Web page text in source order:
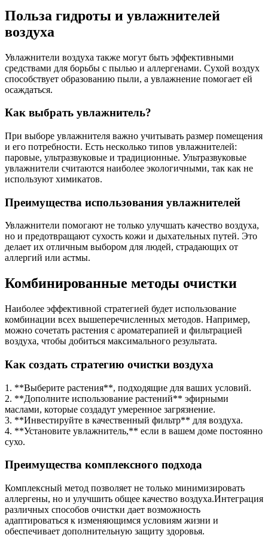
Польза гидроты и увлажнителей
воздуха
Увлажнители воздуха также могут быть эффективными
средствами для борьбы с пылью и аллергенами. Сухой воздух
способствует образованию пыли, а увлажнение помогает ей
осаждаться.
Как выбрать увлажнитель?
При выборе увлажнителя важно учитывать размер помещения
и его потребности. Есть несколько типов увлажнителей:
паровые, ультразвуковые и традиционные. Ультразвуковые
увлажнители считаются наиболее экологичными, так как не
используют химикатов.
Преимущества использования увлажнителей
Увлажнители помогают не только улучшать качество воздуха,
но и предотвращают сухость кожи и дыхательных путей. Это
делает их отличным выбором для людей, страдающих от
аллергий или астмы.
Комбинированные методы очистки
Наиболее эффективной стратегией будет использование
комбинации всех вышеперечисленных методов. Например,
можно сочетать растения с ароматерапией и фильтрацией
воздуха, чтобы добиться максимального результата.
Как создать стратегию очистки воздуха
1. **Выберите растения**, подходящие для ваших условий.
2. **Дополните использование растений** эфирными
маслами, которые создадут умеренное загрязнение.
3. **Инвестируйте в качественный фильтр** для воздуха.
4. **Установите увлажнитель,** если в вашем доме постоянно
сухо.
Преимущества комплексного подхода
Комплексный метод позволяет не только минимизировать
аллергены, но и улучшить общее качество воздуха.Интеграция
различных способов очистки дает возможность
адаптироваться к изменяющимся условиям жизни и
обеспечивает дополнительную защиту здоровья.